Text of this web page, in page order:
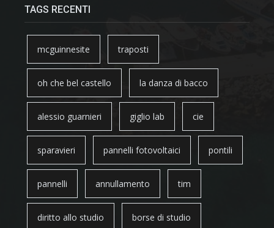
TAGS RECENTI
mcguinnesite traposti
oh che bel castello la danza di bacco
alessio guarnieri giglio lab cie
sparavieri pannelli fotovoltaici pontili
pannelli annullamento tim
diritto allo studio borse di studio